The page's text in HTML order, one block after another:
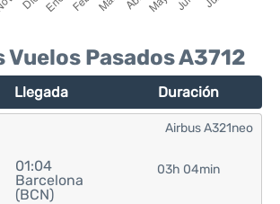
Vuelos Pasados A3712
Llegada Duración
01:04
Barcelona
(BCN)
03h 04min
Airbus A321neo